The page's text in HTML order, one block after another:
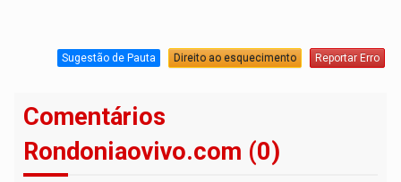
Sugestão de Pauta Direito ao esquecimento Reportar Erro
Comentários
Rondoniaovivo.com (0)